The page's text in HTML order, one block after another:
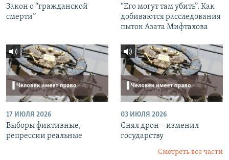
Закон о “гражданской
смерти”
“Его могут там убить”. Как
добиваются расследования
пыток Азата Мифтахова
17 ИЮЛЯ 2026
Выборы фиктивные,
репрессии реальные
03 ИЮЛЯ 2026
Снял дрон – изменил
государству
Смотреть все части